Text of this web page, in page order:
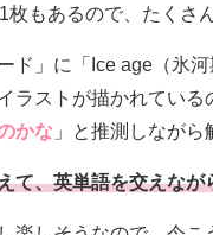
もあるので、たくさ
ド」に「Ice age（氷
ラストが描かれている
かな 」と推測しながら
て、英単語を交えな